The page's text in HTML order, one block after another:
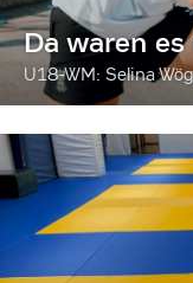
Da waren
U18-WM: Selina